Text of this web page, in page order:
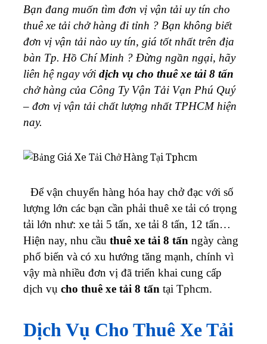
Bạn đang muốn tìm đơn vị vận tải uy tín cho
thuê xe tải chở hàng đi tỉnh ? Bạn không biết
đơn vị vận tải nào uy tín, giá tốt nhất trên địa
bàn Tp. Hồ Chí Minh ? Đừng ngần ngại, hãy
liên hệ ngay với dịch vụ cho thuê xe tải 8 tấn
chở hàng của Công Ty Vận Tải Vạn Phú Quý
– đơn vị vận tải chất lượng nhất TPHCM hiện
nay.
Để vận chuyển hàng hóa hay chở đạc với số
lượng lớn các bạn cần phải thuê xe tải có trọng
tải lớn như: xe tải 5 tấn, xe tải 8 tấn, 12 tấn…
Hiện nay, nhu cầu thuê xe tải 8 tấn ngày càng
phổ biến và có xu hướng tăng mạnh, chính vì
vậy mà nhiều đơn vị đã triển khai cung cấp
dịch vụ cho thuê xe tải 8 tấn tại Tphcm.
Dịch Vụ Cho Thuê Xe Tải